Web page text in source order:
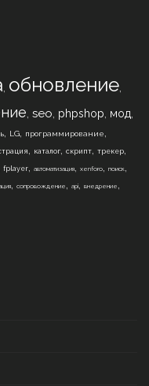
, обновление,
, seo, phpshop, мод,
, LG, программирование,
, каталог, скрипт, трекер,
fplayer, автоматизация, xenforo, поиск,
, сопровождение , api, внедрение ,